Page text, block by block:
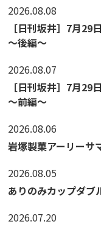
2026.08.08
［日刊坂井］7月29
～後編～
2026.08.07
［日刊坂井］7月29
～前編～
2026.08.06
岩塚製菓アーリーサ
2026.08.05
ありのみカップダブ
2026.07.20